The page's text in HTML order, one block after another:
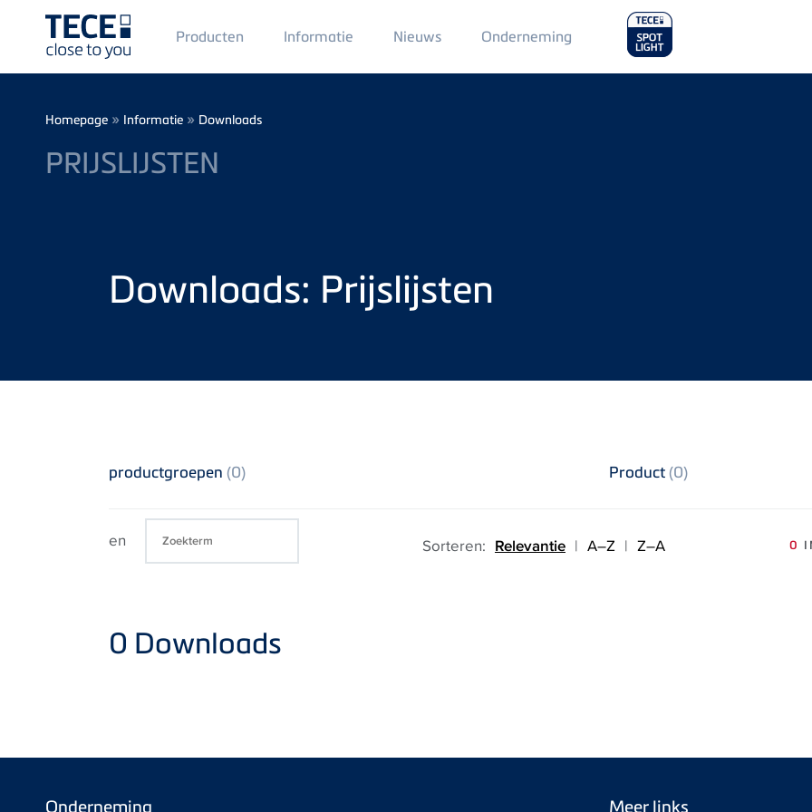
Main
Menü
1
Producten Informatie Nieuws Main
Menu
2
Onderneming
Breadcrumb
Homepage » Informatie » Downloads
PRIJSLIJSTEN
Downloads: Prijslijsten
productgroepen (0) Product (0)
en Sorteren: Relevantie | A–Z | Z–A 0
0 Downloads
Onderneming Meer links